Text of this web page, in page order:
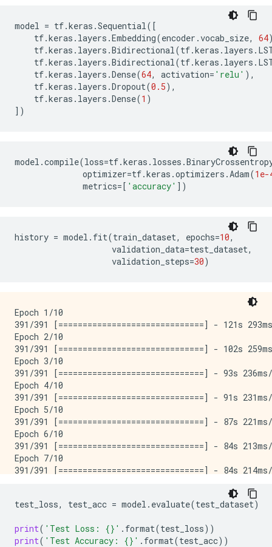
model = tf.keras .Sequential([
tf.keras . layers .Embedding(encoder .vocab_size, 64
tf.keras . layers .Bidirectional(tf.keras . layers .
tf.keras . layers .Bidirectional(tf.keras . layers .
tf.keras . layers .Dense(64, activation= 'relu' ),
tf.keras . layers .Dropout(0.5),
tf.keras . layers .Dense(1 )
])
model .compile(loss=tf.keras . losses .
optimizer=tf.keras .optimizers .Adam(1e-
metrics=[ 'accuracy' ])
history = model . fit(train_dataset, epochs=10,
validation_data=test_dataset,
validation_steps=30)
Epoch 1/10
391/391 [==============================] -
Epoch 2/10
391/391 [==============================] -
Epoch 3/10
391/391 [==============================] -
Epoch 4/10
391/391 [==============================] -
Epoch 5/10
391/391 [==============================] -
Epoch 6/10
391/391 [==============================] -
Epoch 7/10
391/391 [==============================] -
391/391 [==============================] -
Epoch 9/10
Epoch 10/10
test_loss, test_acc = model . evaluate(test_dataset)
print( 'Test Loss: {} ' . format(test_loss))
print( 'Test Accuracy: {} ' . format(test_acc))